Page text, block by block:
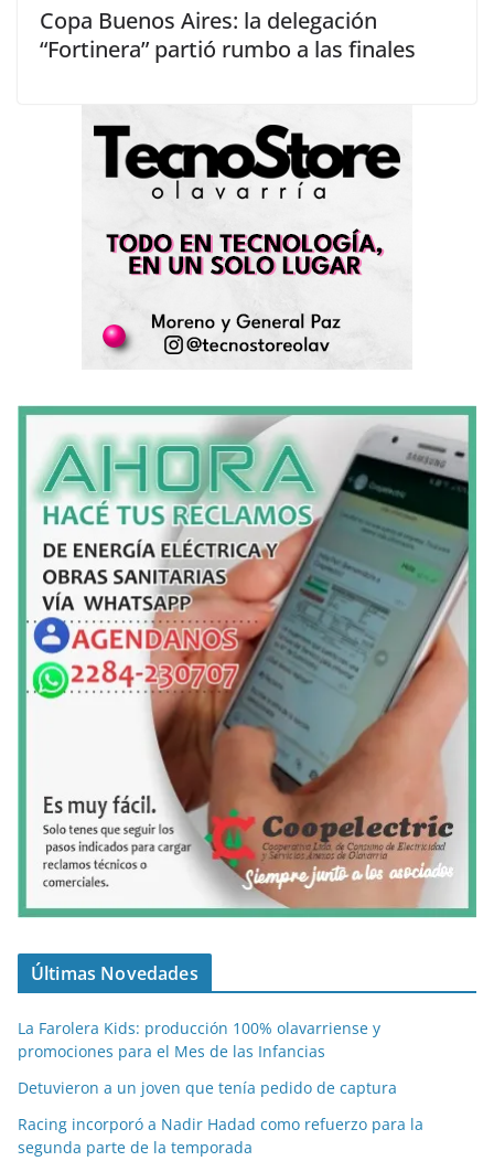
Copa Buenos Aires: la delegación
“Fortinera” partió rumbo a las finales
Últimas Novedades
La Farolera Kids: producción 100% olavarriense y
promociones para el Mes de las Infancias
Detuvieron a un joven que tenía pedido de captura
Racing incorporó a Nadir Hadad como refuerzo para la
segunda parte de la temporada